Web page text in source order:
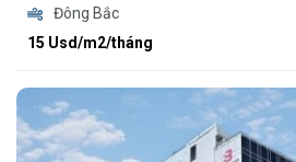
Đông Bắc
15 Usd/m2/tháng